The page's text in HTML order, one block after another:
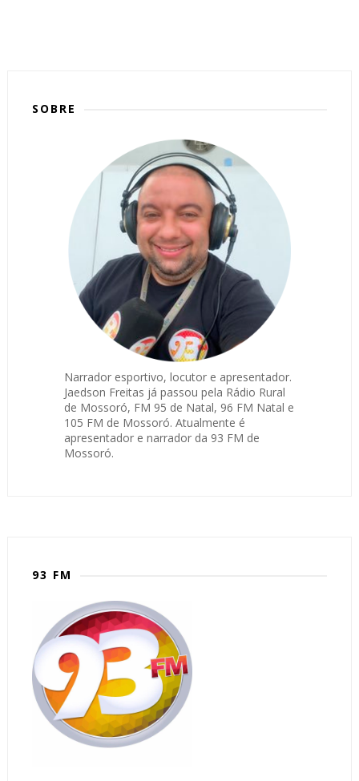
SOBRE
Narrador esportivo, locutor e apresentador.
Jaedson Freitas já passou pela Rádio Rural
de Mossoró, FM 95 de Natal, 96 FM Natal e
105 FM de Mossoró. Atualmente é
apresentador e narrador da 93 FM de
Mossoró.
93 FM